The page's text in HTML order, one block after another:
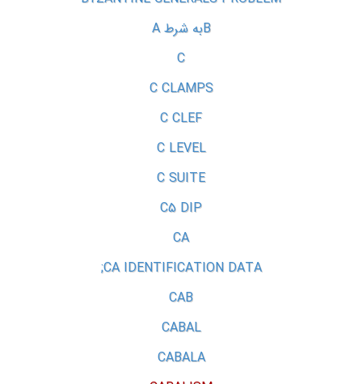
Bبه شرط A
C
C CLAMPS
C CLEF
C LEVEL
C SUITE
C5 DIP
CA
CA IDENTIFICATION DATA;
CAB
CABAL
CABALA